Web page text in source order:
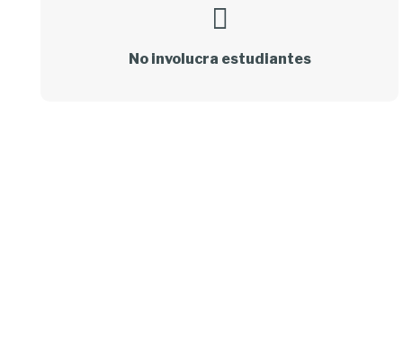
No involucra estudiantes